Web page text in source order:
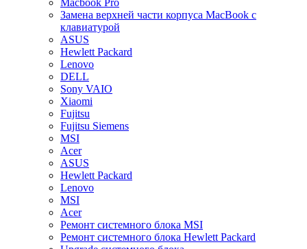
Macbook Pro
Замена верхней части корпуса MacBook с
клавиатурой
ASUS
Hewlett Packard
Lenovo
DELL
Sony VAIO
Xiaomi
Fujitsu
Fujitsu Siemens
MSI
Acer
ASUS
Hewlett Packard
Lenovo
MSI
Acer
Ремонт системного блока MSI
Ремонт системного блока Hewlett Packard